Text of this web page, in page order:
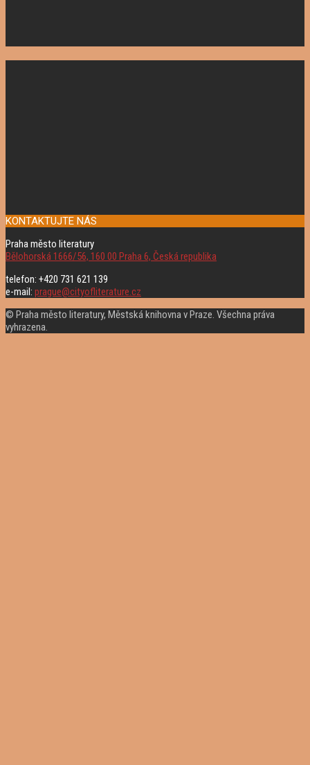
KONTAKTUJTE NÁS
Praha město literatury
Bělohorská 1666/56, 160 00 Praha 6, Česká republika
telefon: +420 731 621 139
e-mail: prague@cityofliterature.cz
© Praha město literatury, Městská knihovna v Praze. Všechna práva
vyhrazena.